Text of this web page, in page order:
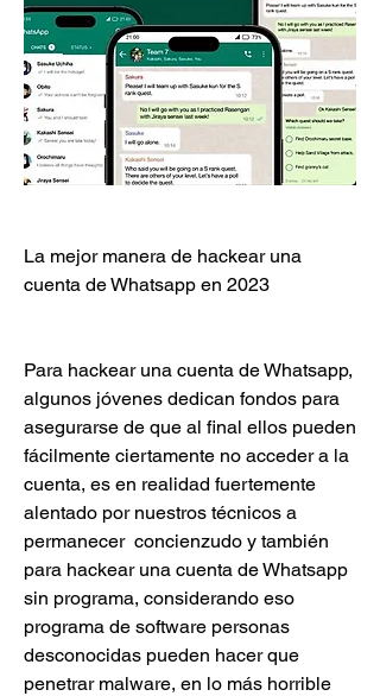
La mejor manera de hackear una
cuenta de Whatsapp en 2023
Para hackear una cuenta de Whatsapp,
algunos jóvenes dedican fondos para
asegurarse de que al final ellos pueden
fácilmente ciertamente no acceder a la
cuenta, es en realidad fuertemente
alentado por nuestros técnicos a
permanecer  concienzudo y también
para hackear una cuenta de Whatsapp
sin programa, considerando eso
programa de software personas
desconocidas pueden hacer que
penetrar malware, en lo más horrible